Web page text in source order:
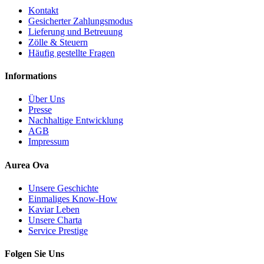
Kontakt
Gesicherter Zahlungsmodus
Lieferung und Betreuung
Zölle & Steuern
Häufig gestellte Fragen
Informations
Über Uns
Presse
Nachhaltige Entwicklung
AGB
Impressum
Aurea Ova
Unsere Geschichte
Einmaliges Know-How
Kaviar Leben
Unsere Charta
Service Prestige
Folgen Sie Uns